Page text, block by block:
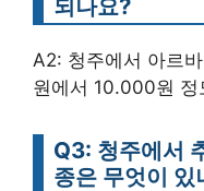
되나요?
A2: 청주에서 아르
원에서 10.000원 정
Q3: 청주에서
종은 무엇이 있